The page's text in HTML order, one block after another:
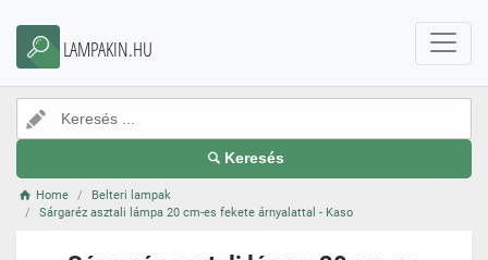
LAMPAKIN.HU
Keresés
Home
Belteri lampak
Sárgaréz asztali lámpa 20 cm-es fekete árnyalattal - Kaso